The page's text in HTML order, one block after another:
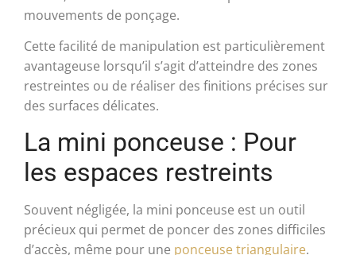
mouvements de ponçage.
Cette facilité de manipulation est particulièrement
avantageuse lorsqu’il s’agit d’atteindre des zones
restreintes ou de réaliser des finitions précises sur
des surfaces délicates.
La mini ponceuse : Pour
les espaces restreints
Souvent négligée, la mini ponceuse est un outil
précieux qui permet de poncer des zones difficiles
d’accès, même pour une ponceuse triangulaire.